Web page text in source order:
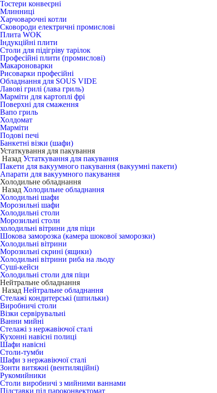
Тостери конвеєрні
Млинниці
Харчоварочні котли
Сковороди електричні промислові
Плита WOK
Індукційні плити
Столи для підігріву тарілок
Професійні плити (промислові)
Макароноварки
Рисоварки професійні
Обладнання для SOUS VIDE
Лавові грилі (лава гриль)
Марміти для картоплі фрі
Поверхні для смаження
Вапо гриль
Холдомат
Марміти
Подові печі
Банкетні візки (шафи)
Устаткування для пакування
Назад Устаткування для пакування
Пакети для вакуумного пакування (вакуумні пакети)
Апарати для вакуумного пакування
Холодильне обладнання
Назад Холодильне обладнання
Холодильні шафи
Морозильні шафи
Холодильні столи
Морозильні столи
холодильні вітрини для піци
Шокова заморозка (камера шокової заморозки)
Холодильні вітрини
Морозильні скрині (ящики)
Холодильні вітрини риба на льоду
Суші-кейси
Холодильні столи для піци
Нейтральне обладнання
Назад Нейтральне обладнання
Стелажі кондитерські (шпильки)
Виробничі столи
Візки сервірувальні
Ванни мийні
Стелажі з нержавіючої сталі
Кухонні навісні полиці
Шафи навісні
Столи-тумби
Шафи з нержавіючої сталі
Зонти витяжні (вентиляційні)
Рукомийники
Столи виробничі з мийними ваннами
Підставки під пароконвектомат